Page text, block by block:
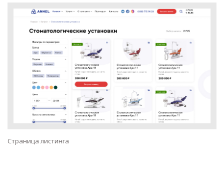
Страница листинга